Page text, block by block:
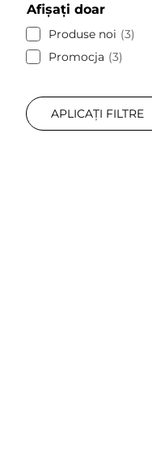
Afișați doar
Produse noi
3
Promocja
3
APLICAȚI FILTRE